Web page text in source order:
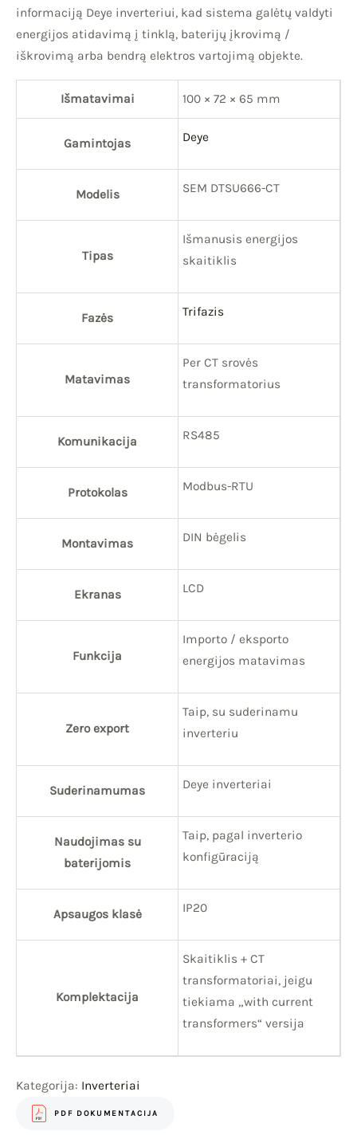
informaciją Deye inverteriui, kad sistema galėtų valdyti
energijos atidavimą į tinklą, baterijų įkrovimą /
iškrovimą arba bendrą elektros vartojimą objekte.
Išmatavimai 100 × 72 × 65 mm
Gamintojas Deye
Modelis SEM DTSU666-CT
Tipas
Išmanusis energijos
skaitiklis
Fazės Trifazis
Matavimas
Per CT srovės
transformatorius
Komunikacija RS485
Protokolas Modbus-RTU
Montavimas DIN bėgelis
Ekranas LCD
Funkcija
Importo / eksporto
energijos matavimas
Zero export
Taip, su suderinamu
inverteriu
Suderinamumas Deye inverteriai
Naudojimas su
baterijomis
Taip, pagal inverterio
konfigūraciją
Apsaugos klasė IP20
Komplektacija
Skaitiklis + CT
transformatoriai, jeigu
tiekiama „with current
transformers“ versija
Kategorija: Inverteriai
PDF DOKUMENTACIJA